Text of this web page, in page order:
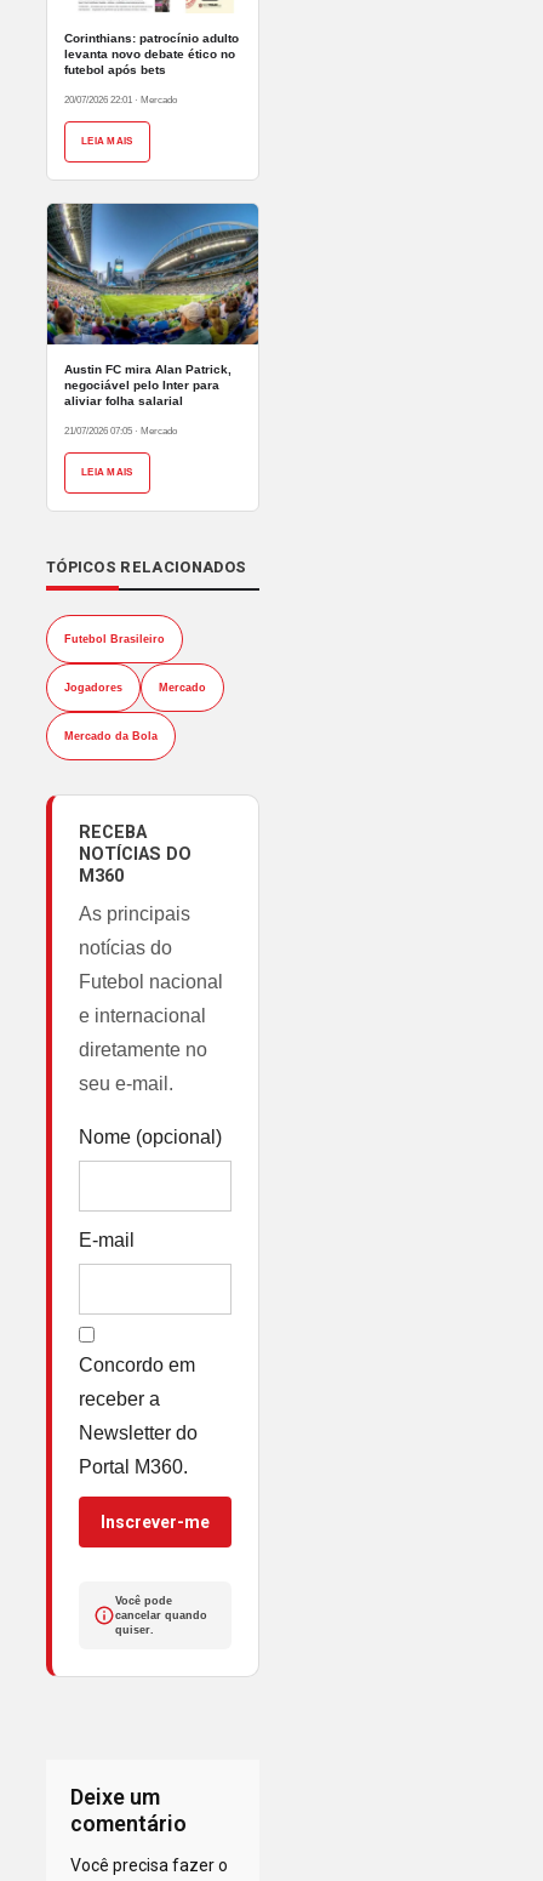
Corinthians: patrocínio adulto
levanta novo debate ético no
futebol após bets
20/07/2026 22:01 · Mercado
LEIA MAIS
Austin FC mira Alan Patrick,
negociável pelo Inter para
aliviar folha salarial
21/07/2026 07:05 · Mercado
LEIA MAIS
TÓPICOS RELACIONADOS
Futebol Brasileiro
Jogadores Mercado
Mercado da Bola
RECEBA
NOTÍCIAS DO
M360
As principais
notícias do
Futebol nacional
e internacional
diretamente no
seu e-mail.
Nome (opcional)
E-mail
Concordo em
receber a
Newsletter do
Portal M360.
Inscrever-me
Você pode
cancelar quando
quiser.
Deixe um
comentário
Você precisa fazer o